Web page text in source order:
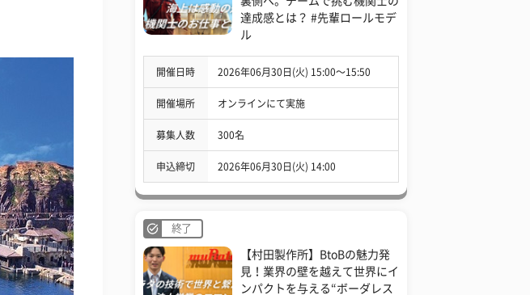
達成感とは？ #先輩ロールモデ
ル
開催日時 2026年06月30日(火) 15:00〜15:50
開催場所 オンラインにて実施
募集人数 300名
申込締切 2026年06月30日(火) 14:00
終了
【村田製作所】BtoBの魅力発
見！業界の壁を越えて世界にイ
ンパクトを与える“ボーダレス